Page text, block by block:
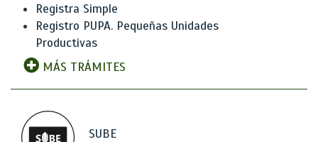
Registra Simple
Registro PUPA. Pequeñas Unidades
Productivas
MÁS TRÁMITES
SUBE